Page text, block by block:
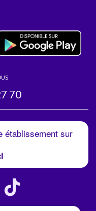
70
établissement sur